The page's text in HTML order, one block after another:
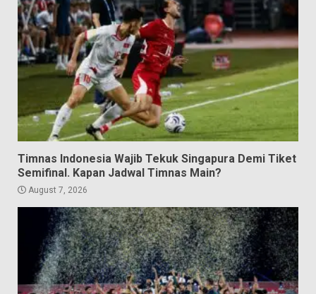
Timnas Indonesia Wajib Tekuk Singapura Demi Tiket
Semifinal. Kapan Jadwal Timnas Main?
August 7, 2026